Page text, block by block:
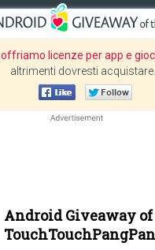
offriamo licenze per app e
altrimenti dovresti acquistare.
Android Giveaway of